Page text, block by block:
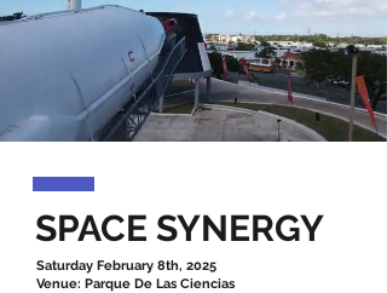
SPACE SYNERGY
Saturday February 8th, 2025
Venue: Parque De Las Ciencias